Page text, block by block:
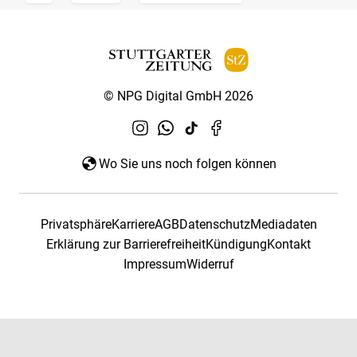
© NPG Digital GmbH 2026
Wo Sie uns noch folgen können
PrivatsphäreKarriereAGBDatenschutzMediadaten
Erklärung zur BarrierefreiheitKündigungKontakt
ImpressumWiderruf